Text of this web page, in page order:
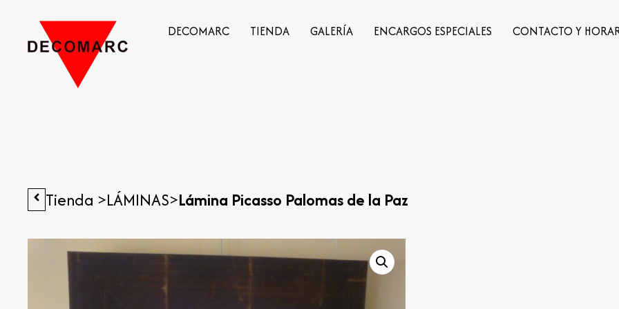
DECOMARC TIENDA GALERÍA ENCARGOS ESPECIALES CONTACTO Y
Tienda >LÁMINAS>Lámina Picasso Palomas de la Paz